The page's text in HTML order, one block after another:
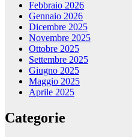
Febbraio 2026
Gennaio 2026
Dicembre 2025
Novembre 2025
Ottobre 2025
Settembre 2025
Giugno 2025
Maggio 2025
Aprile 2025
Categorie